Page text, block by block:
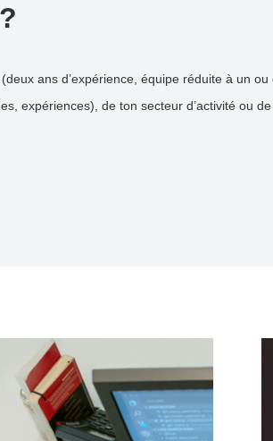
ans d’expérience, équipe réduite à un
expériences), de ton secteur d’activité ou